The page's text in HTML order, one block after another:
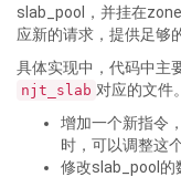
slab_pool，并挂在
应新的请求，提供足够
具体实现中，代码中主
njt_slab 对应的文件
增加一个新指令
时，可以调整这
修改slab_pool的